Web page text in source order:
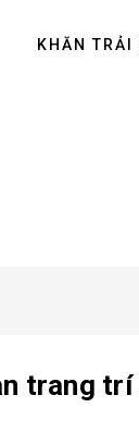
KHĂN TRẢI
trang